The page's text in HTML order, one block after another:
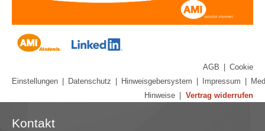
AGB
Cookie
Einstellungen
Datenschutz Hinweisgebersystem Impressum
Hinweise
Vertrag widerrufen
Kontakt